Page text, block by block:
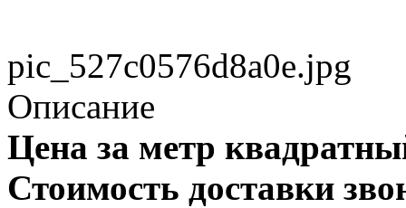
pic_527c0576d8a0e.jpg
Описание
Цена за метр
Стоимость доставки